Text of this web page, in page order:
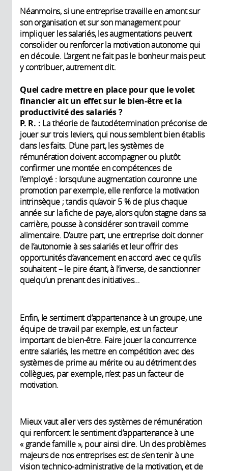
Néanmoins, si une entreprise travaille en amont sur
son organisation et sur son management pour
impliquer les salariés, les augmentations peuvent
consolider ou renforcer la motivation autonome qui
en découle. L’argent ne fait pas le bonheur mais peut
y contribuer, autrement dit.
Quel cadre mettre en place pour que le volet
financier ait un effet sur le bien-être et la
productivité des salariés ?
P. R. : La théorie de l’autodétermination préconise de
jouer sur trois leviers, qui nous semblent bien établis
dans les faits. D’une part, les systèmes de
rémunération doivent accompagner ou plutôt
confirmer une montée en compétences de
l’employé : lorsqu’une augmentation couronne une
promotion par exemple, elle renforce la motivation
intrinsèque ; tandis qu’avoir 5 % de plus chaque
année sur la fiche de paye, alors qu’on stagne dans sa
carrière, pousse à considérer son travail comme
alimentaire. D’autre part, une entreprise doit donner
de l’autonomie à ses salariés et leur offrir des
opportunités d’avancement en accord avec ce qu’ils
souhaitent – le pire étant, à l’inverse, de sanctionner
quelqu’un prenant des initiatives…
Enfin, le sentiment d’appartenance à un groupe, une
équipe de travail par exemple, est un facteur
important de bien-être. Faire jouer la concurrence
entre salariés, les mettre en compétition avec des
systèmes de prime au mérite ou au détriment des
collègues, par exemple, n’est pas un facteur de
motivation.
Mieux vaut aller vers des systèmes de rémunération
qui renforcent le sentiment d’appartenance à une
« grande famille », pour ainsi dire. Un des problèmes
majeurs de nos entreprises est de s’en tenir à une
vision technico-administrative de la motivation, et de